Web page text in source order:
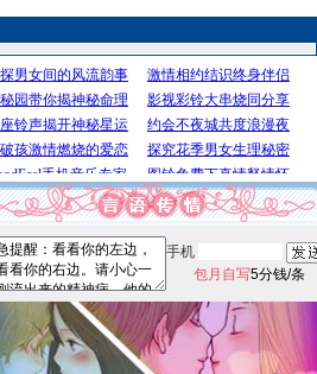
手机
包月自写5分钱/条